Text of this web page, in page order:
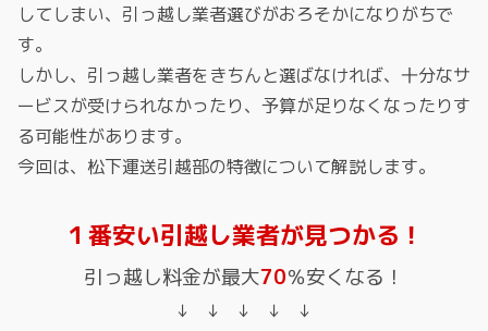
してしまい、引っ越し業者選びがおろそかになりがちで
す。
しかし、引っ越し業者をきちんと選ばなければ、十分なサ
ービスが受けられなかったり、予算が足りなくなったりす
る可能性があります。
今回は、松下運送引越部の特徴について解説します。
１番安い引越し業者が見つかる！
引っ越し料金が最大70％安くなる！
↓ ↓ ↓ ↓ ↓